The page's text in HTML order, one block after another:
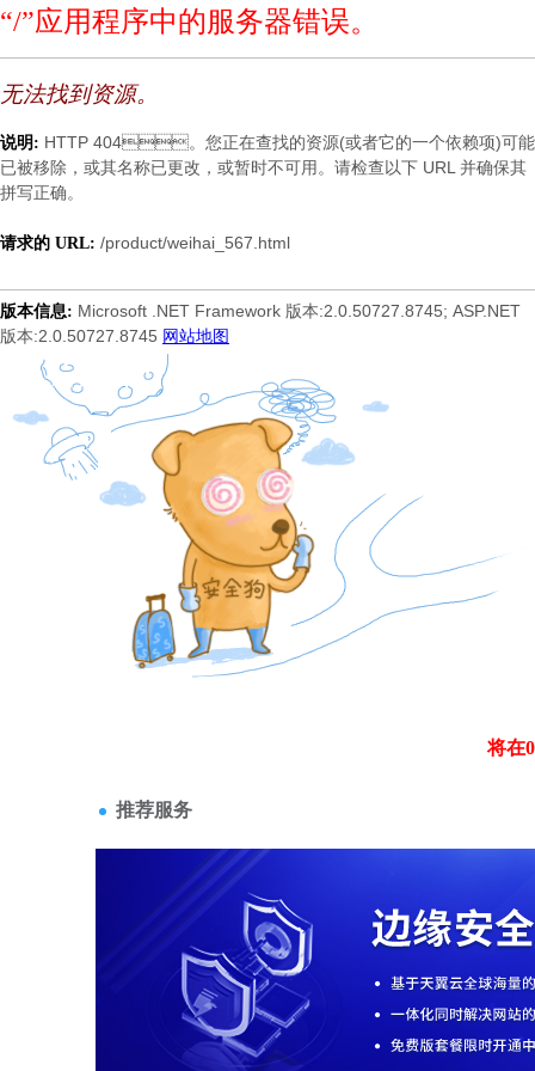
“/”应用程序中的服务器错误。
无法找到资源。
说明: HTTP 404。您正在查找的资源(或者它的一个依赖项)可能
已被移除，或其名称已更改，或暂时不可用。请检查以下 URL 并确保其
拼写正确。
请求的 URL: /product/weihai_567.html
版本信息: Microsoft .NET Framework 版本:2.0.50727.8745; ASP.NET
版本:2.0.50727.8745 网站地图